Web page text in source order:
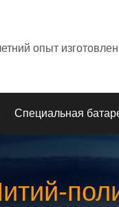
опыт
Специальная